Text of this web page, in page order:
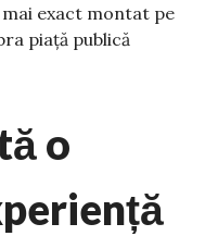
exact montat pe
piață publică
o